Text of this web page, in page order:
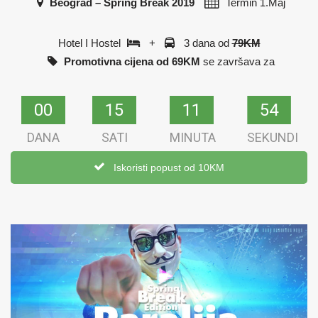
Beograd – Spring Break 2019 Termin 1.Maj
Hotel I Hostel + 3 dana od 79KM
Promotivna cijena od 69KM se završava za
00
00
DANA
15
15
SATI
11
11
MINUTA
54
53
SEKUNDI
Iskoristi popust od 10KM